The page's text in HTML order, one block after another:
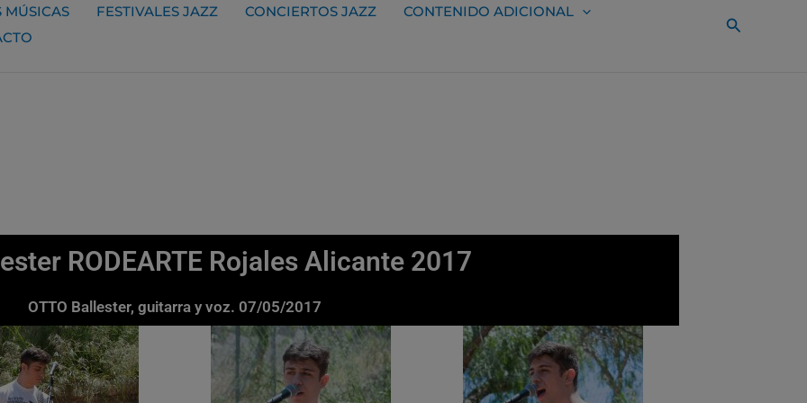
MÚSICAS FESTIVALES JAZZ CONCIERTOS JAZZ
CONTENIDO ADICIONAL
Buscar
RODEARTE Rojales Alicante 2017
OTTO Ballester, guitarra y voz. 07/05/2017